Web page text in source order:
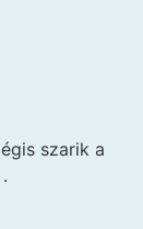
szarik a